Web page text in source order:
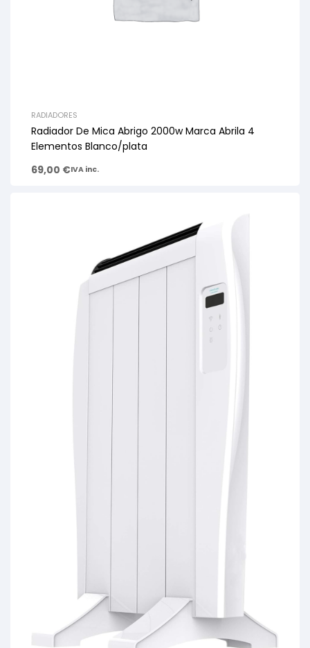
RADIADORES
Radiador De Mica Abrigo 2000w Marca Abrila 4
Elementos Blanco/plata
69,00 €IVA inc.